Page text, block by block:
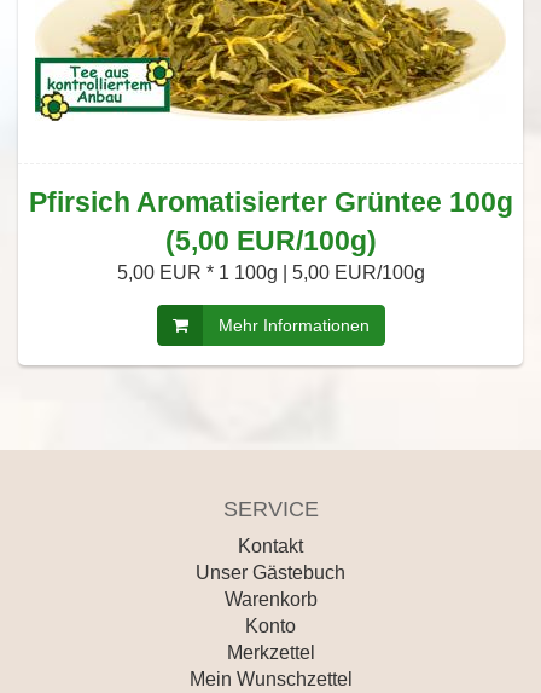
Pfirsich Aromatisierter Grüntee 100g
(5,00 EUR/100g)
5,00 EUR * 1 100g | 5,00 EUR/100g
Mehr Informationen
SERVICE
Kontakt
Unser Gästebuch
Warenkorb
Konto
Merkzettel
Mein Wunschzettel